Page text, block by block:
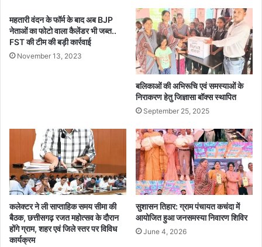
र
स
मृ
द्ध
ल्पि
ह
मा
री
स
र
का
र
र
क्षा
स
मि
महतारी वंदन के फॉर्म के बाद अब BJP
नेताओं का फोटो वाला कैलेंडर भी जब्त..
FST की टीम की बड़ी कार्रवाई
November 13, 2023
बलिकाओं की अभिरूचि एवं समस्याओं के
निराकरण हेतु जिज्ञासा बॉक्स स्थापित
September 25, 2025
कलेक्टर ने ली साप्ताहिक समय सीमा की
बैठक, छत्तीसगढ़ रजत महोत्सव के दौरान
होंगे ग्राम, शहर एवं जिले स्तर पर विविध
कार्यक्रम
सुशासन तिहार: ग्राम पंचायत कचंदा में
आयोजित हुआ जनसमस्या निवारण शिविर
June 4, 2026